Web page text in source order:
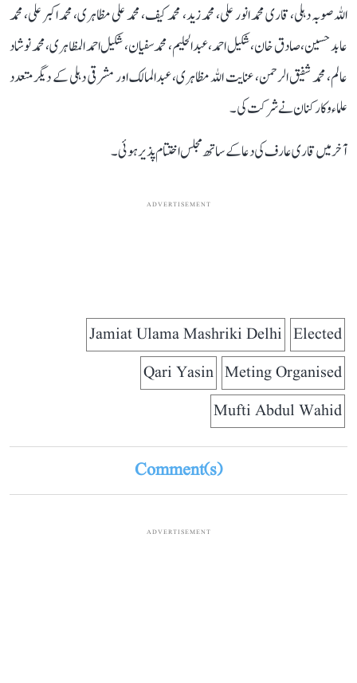
اللہ صوبہ دہلی، قاری محمد انور علی، محمد زید، محمد کیف، محمد علی مظاہری، محمد اکبر علی، محمد
عابد حسین، صادق خان، شکیل احمد، عبدالحلیم، محمد سفیان، شکیل احمد المظاہری، محمد نوشاد
عالم، محمد شفیق الرحمن، عنایت اللہ مظاہری، عبدالمالک اور مشرقی دہلی کے دیگر متعدد
علماء و کارکنان نے شرکت کی۔
آخر میں قاری عارف کی دعا کے ساتھ مجلس اختتام پذیر ہوئی۔
ADVERTISEMENT
Elected
Jamiat Ulama Mashriki Delhi
Meting Organised
Qari Yasin
Mufti Abdul Wahid
Comment(s)
ADVERTISEMENT